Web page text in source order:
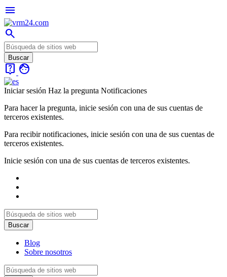
menu
search
live_help face
Iniciar sesión Haz la pregunta Notificaciones
Para hacer la pregunta, inicie sesión con una de sus cuentas de
terceros existentes.
Para recibir notificaciones, inicie sesión con una de sus cuentas de
terceros existentes.
Inicie sesión con una de sus cuentas de terceros existentes.
Blog
Sobre nosotros